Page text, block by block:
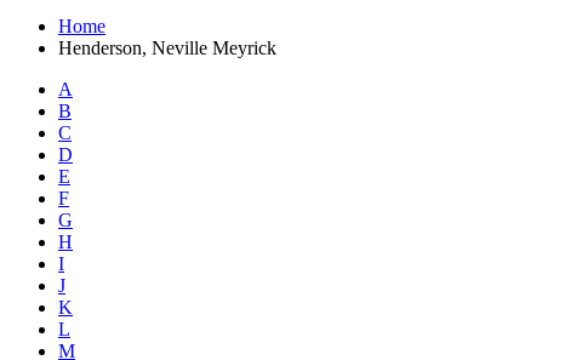
Home
Henderson, Neville Meyrick
A
B
C
D
E
F
G
H
I
J
K
L
M